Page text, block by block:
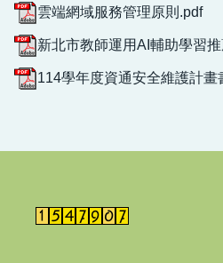
雲端網域服務管理原則.pdf
新北市教師運用AI輔助學習
114學年度資通安全維護計